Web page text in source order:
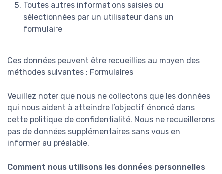
Toutes autres informations saisies ou
sélectionnées par un utilisateur dans un
formulaire
Ces données peuvent être recueillies au moyen des
méthodes suivantes : Formulaires
Veuillez noter que nous ne collectons que les données
qui nous aident à atteindre l’objectif énoncé dans
cette politique de confidentialité. Nous ne recueillerons
pas de données supplémentaires sans vous en
informer au préalable.
Comment nous utilisons les données personnelles